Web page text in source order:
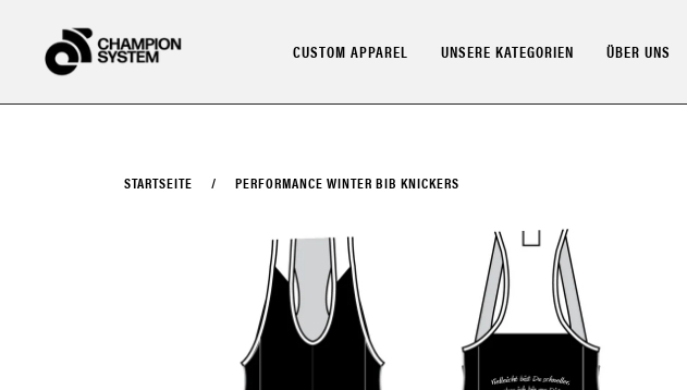
CUSTOM APPAREL UNSERE KATEGORIEN ÜBER UNS
STARTSEITE / PERFORMANCE WINTER BIB KNICKERS